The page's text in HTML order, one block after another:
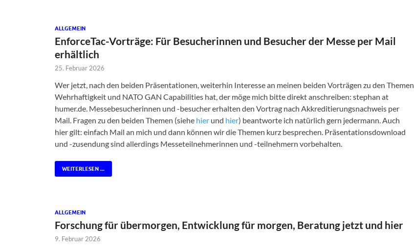
ALLGEMEIN
EnforceTac-Vorträge: Für Besucherinnen und Besucher der Messe per Mail
erhältlich
25. Februar 2026
Wer jetzt, nach den beiden Präsentationen, weiterhin Interesse an meinen beiden Vorträgen zu den Themen
Wehrhaftigkeit und NATO GAN Capabilities hat, der möge mich bitte direkt anschreiben: stephan at
humer.de. Messebesucherinnen und -besucher erhalten den Vortrag nach Akkreditierungsnachweis per
Mail. Fragen zu den beiden Themen (siehe hier und hier) beantworte ich natürlich gern jedermann. Auch
hier gilt: einfach Mail an mich und dann können wir die Themen kurz besprechen. Präsentationsdownload
und -zusendung sind allerdings Messeteilnehmerinnen und -teilnehmern vorbehalten.
WEITERLESEN ...
ALLGEMEIN
Forschung für übermorgen, Entwicklung für morgen, Beratung jetzt und hier
9. Februar 2026